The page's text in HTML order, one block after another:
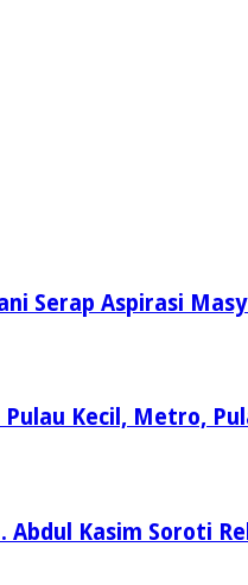
Serap Aspirasi
Kecil, Metro,
Kasim Soroti